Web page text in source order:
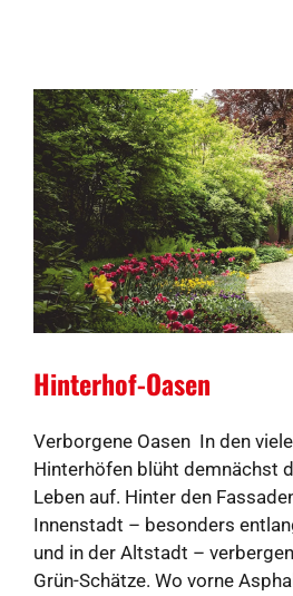
Hinterhof-Oasen
Verborgene Oasen In den
Hinterhöfen blüht demnächst
Leben auf. Hinter den
Innenstadt – besonders
und in der Altstadt –
Grün-Schätze. Wo vorne